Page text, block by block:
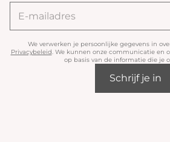
We verwerken je persoonlijke gegevens in
Privacybeleid. We kunnen onze communicatie en
op basis van de informatie die je
Schrijf je in